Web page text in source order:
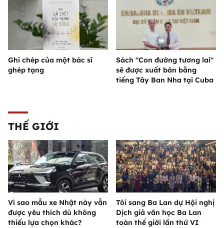
Ghi chép của một bác sĩ
ghép tạng
Sách "Con đường tương lai"
sẽ được xuất bản bằng
tiếng Tây Ban Nha tại Cuba
THẾ GIỚI
Vì sao mẫu xe Nhật này vẫn
được yêu thích dù không
thiếu lựa chọn khác?
Tôi sang Ba Lan dự Hội nghị
Dịch giả văn học Ba Lan
toàn thế giới lần thứ VI